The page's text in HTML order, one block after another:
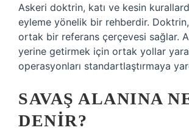
Askeri doktrin, katı ve kesin
eyleme yönelik bir rehberdir.
ortak bir referans çerçevesi sağlar.
yerine getirmek için ortak yollar
operasyonları standartlaştırmaya
SAVAŞ ALANINA
DENIR?